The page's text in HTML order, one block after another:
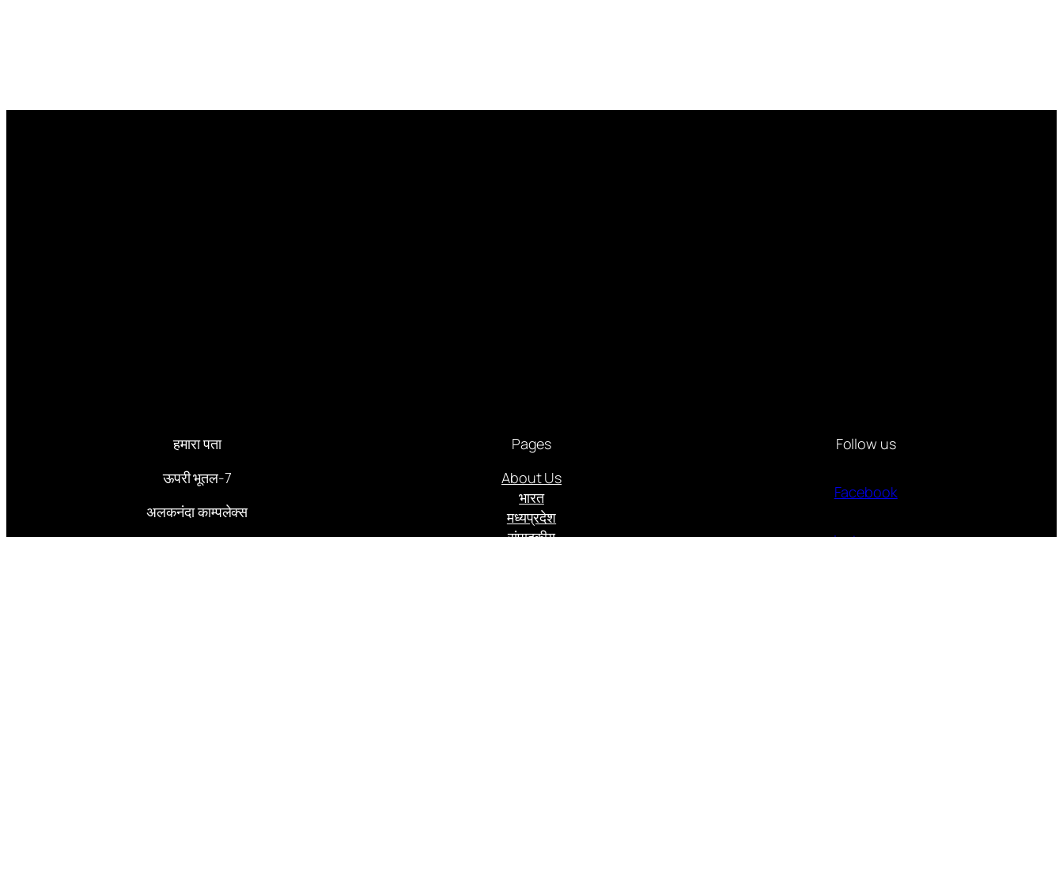
हमारा पता
ऊपरी भूतल-7
अलकनंदा काम्पलेक्स
Pages
About Us
भारत
मध्यप्रदेश
संपादकीय
Follow us
Facebook
Instagram